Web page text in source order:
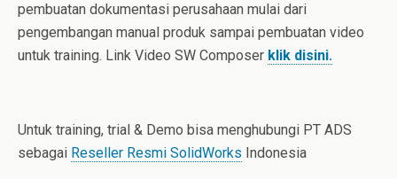
pembuatan dokumentasi perusahaan mulai dari
pengembangan manual produk sampai pembuatan video
untuk training. Link Video SW Composer klik disini.
Untuk training, trial & Demo bisa menghubungi PT ADS
sebagai Reseller Resmi SolidWorks Indonesia